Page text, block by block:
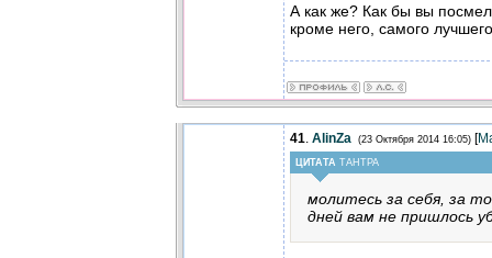
А как же? Как бы вы
кроме него, самого
41. AlinZa (23 Октября 2014 16:05) [
ЦИТАТА ТАНТРА
молитесь за себя, за
дней вам не пришлось